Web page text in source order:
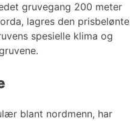
gruvegang 200 meter
lagres den prisbelønte
spesielle klima og
blant nordmenn, har